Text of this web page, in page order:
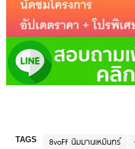
TAGS 8voFf นิมมานเหมินทร์